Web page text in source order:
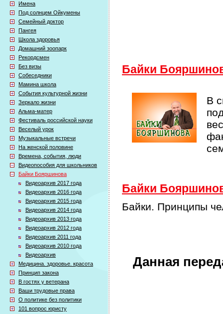
Имена
Под солнцем Ойкумены
Семейный доктор
Пангея
Школа здоровья
Домашний зоопарк
Рекордсмен
Без визы
Собеседники
Мамина школа
События культурной жизни
Зеркало жизни
Альма-матер
Фестиваль российской науки
Веселый урок
Музыкальные встречи
На женской половине
Времена, события, люди
Видеопособия для школьников
Байки Бояршинова
Видеоархив 2017 года
Видеоархив 2016 года
Видеоархив 2015 года
Видеоархив 2014 года
Видеоархив 2013 года
Видеоархив 2012 года
Видеоархив 2011 года
Видеоархив 2010 года
Видеоархив
Медицина. здоровье. красота
Принцип закона
В гостях у ветерана
Ваши трудовые права
О политике без политики
101 вопрос юристу
Байки
В
Байки
Байки. Принципы
Данная